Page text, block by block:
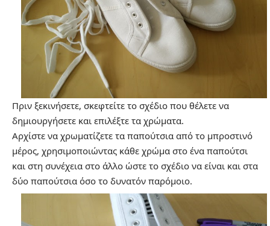
Πριν ξεκινήσετε, σκεφτείτε το σχέδιο που θέλετε να
δημιουργήσετε και επιλέξτε τα χρώματα.
Αρχίστε να χρωματίζετε τα παπούτσια από το μπροστινό
μέρος, χρησιμοποιώντας κάθε χρώμα στο ένα παπούτσι
και στη συνέχεια στο άλλο ώστε το σχέδιο να είναι και στα
δύο παπούτσια όσο το δυνατόν παρόμοιο.